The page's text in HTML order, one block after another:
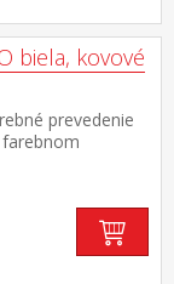
biela, kovové
prevedenie
čiastočne